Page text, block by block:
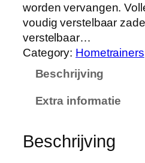
worden vervangen.
voudig verstelbaar
verstelbaar…
Category: Hometrainers
Beschrijving
Extra informatie
Beschrijving